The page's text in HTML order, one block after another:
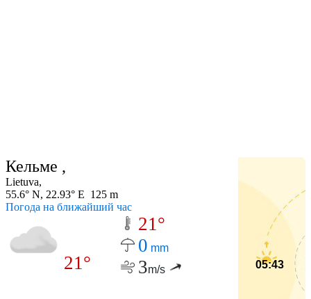
Кельме ,
Lietuva,
55.6° N, 22.93° E 125 m
Погода на ближайший час
21°
21°
0 mm
3m/s 05:43